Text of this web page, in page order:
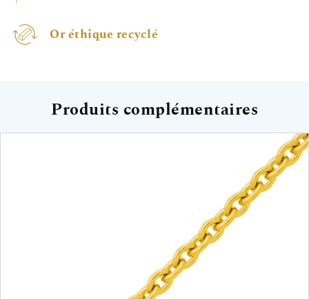
Or éthique recyclé
Produits complémentaires